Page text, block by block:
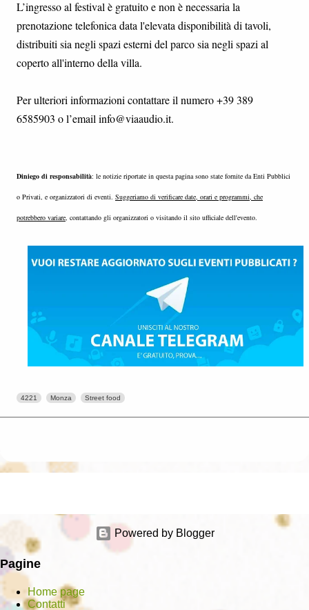
L’ingresso al festival è gratuito e non è necessaria la
prenotazione telefonica data l'elevata disponibilità di tavoli,
distribuiti sia negli spazi esterni del parco sia negli spazi al
coperto all'interno della villa.
Per ulteriori informazioni contattare il numero +39 389
6585903 o l’email info@viaaudio.it.
Diniego di responsabilità: le notizie riportate in questa pagina sono state fornite da Enti Pubblici
o Privati, e organizzatori di eventi. Suggeriamo di verificare date, orari e programmi, che
potrebbero variare, contattando gli organizzatori o visitando il sito ufficiale dell'evento.
4221 Monza Street food
Powered by Blogger
Pagine
Home page
Contatti